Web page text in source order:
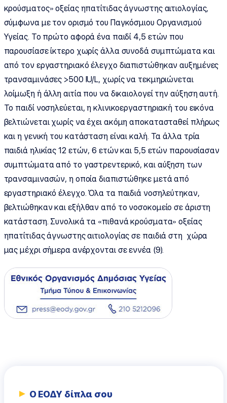
κρούσματος» οξείας ηπατίτιδας άγνωστης αιτιολογίας,
σύμφωνα με τον ορισμό του Παγκόσμιου Οργανισμού
Υγείας. Το πρώτο αφορά ένα παιδί 4,5 ετών που
παρουσίασε ίκτερο χωρίς άλλα συνοδά συμπτώματα και
από τον εργαστηριακό έλεγχο διαπιστώθηκαν αυξημένες
τρανσαμινάσες >500 IU/L, χωρίς να τεκμηριώνεται
λοίμωξη ή άλλη αιτία που να δικαιολογεί την αύξηση αυτή.
Το παιδί νοσηλεύεται, η κλινικοεργαστηριακή του εικόνα
βελτιώνεται χωρίς να έχει ακόμη αποκατασταθεί πλήρως
και η γενική του κατάσταση είναι καλή. Τα άλλα τρία
παιδιά ηλικίας 12 ετών, 6 ετών και 5,5 ετών παρουσίασαν
συμπτώματα από το γαστρεντερικό, και αύξηση των
τρανσαμινασών, η οποία διαπιστώθηκε μετά από
εργαστηριακό έλεγχο. Όλα τα παιδιά νοσηλεύτηκαν,
βελτιώθηκαν και εξήλθαν από το νοσοκομείο σε άριστη
κατάσταση. Συνολικά τα «πιθανά κρούσματα» οξείας
ηπατίτιδας άγνωστης αιτιολογίας σε παιδιά στη χώρα
μας μέχρι σήμερα ανέρχονται σε εννέα (9).
Ο ΕΟΔΥ δίπλα σου